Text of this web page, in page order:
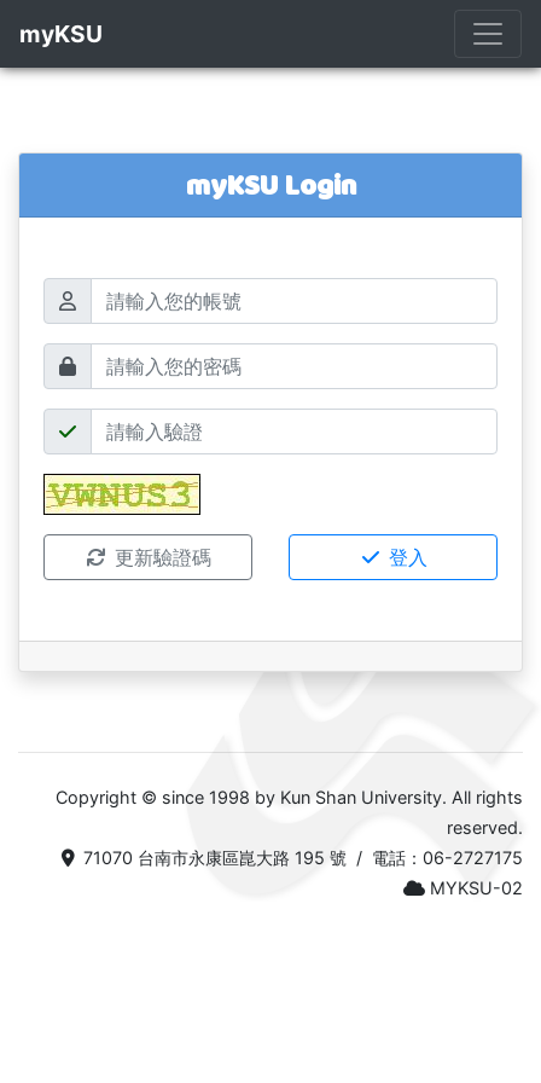
myKSU
myKSU Login
帳號
密碼
驗證碼
更新驗證碼 登入
Copyright © since 1998 by Kun Shan University. All rights
reserved.
71070 台南市永康區崑大路 195 號 / 電話：06-2727175
MYKSU-02